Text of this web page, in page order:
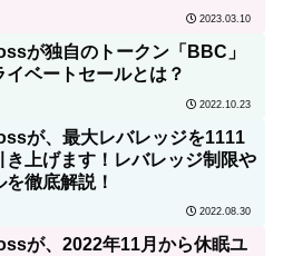
2023.03.10
が独自のトークン「BBC」
イベートセールとは？
2022.10.23
が、最大レバレッジを1111
き上げます！レバレッジ制限や
を徹底解説！
2022.08.30
が、2022年11月から休眠ユ